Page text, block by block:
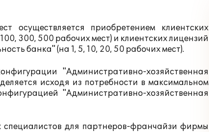
осуществляется приобретением клиентских
300, 500 рабочих мест) и клиентских лицензий
банка" (на 1, 5, 10, 20, 50 рабочих мест).
"Административно-хозяйственная
исходя из потребности в максимальном
"Административно-хозяйственная
для партнеров-франчайзи фирмы